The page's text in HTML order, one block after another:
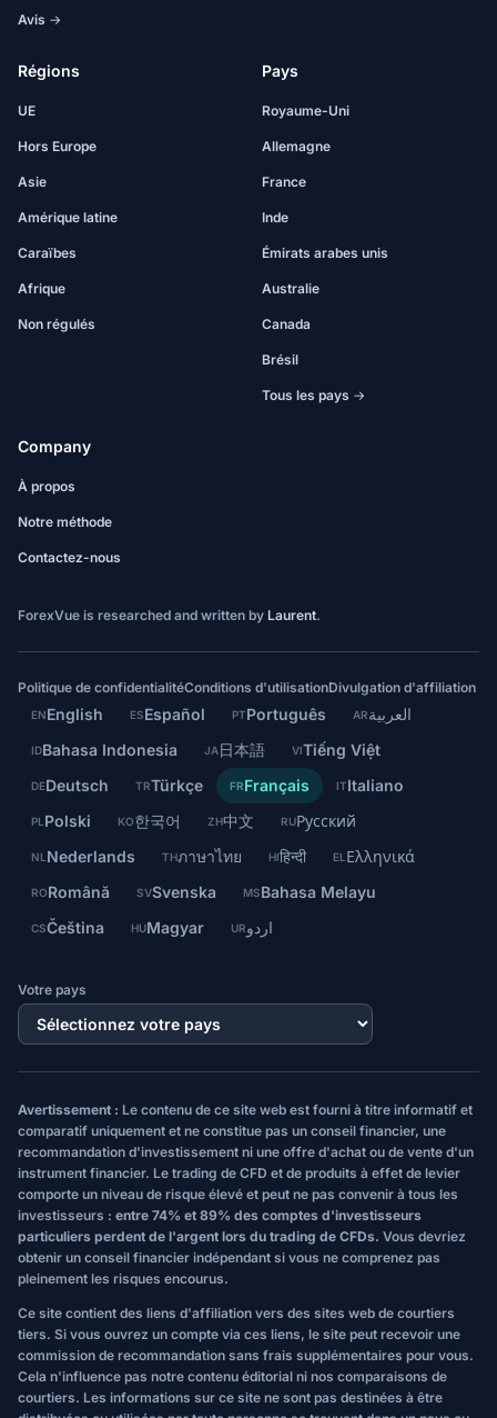
Avis →
Régions
UE
Hors Europe
Asie
Amérique latine
Caraïbes
Afrique
Non régulés
Pays
Royaume-Uni
Allemagne
France
Inde
Émirats arabes unis
Australie
Canada
Brésil
Tous les pays →
Company
À propos
Notre méthode
Contactez-nous
ForexVue is researched and written by Laurent.
Politique de confidentialitéConditions d'utilisationDivulgation d'affiliation
ENEnglish ESEspañol PTPortuguês ARالعربية
IDBahasa Indonesia JA日本語 VITiếng Việt
DEDeutsch TRTürkçe FRFrançais ITItaliano
PL Polski KO한국어 ZH中文 RUРусский
NL Nederlands THภาษาไทย HIहिन्दी EL Ελληνικά
RORomână SVSvenska MSBahasa Melayu
CSČeština HUMagyar URاردو
Votre pays
Avertissement : Le contenu de ce site web est fourni à titre informatif et
comparatif uniquement et ne constitue pas un conseil financier, une
recommandation d'investissement ni une offre d'achat ou de vente d'un
instrument financier. Le trading de CFD et de produits à effet de levier
comporte un niveau de risque élevé et peut ne pas convenir à tous les
investisseurs : entre 74% et 89% des comptes d'investisseurs
particuliers perdent de l'argent lors du trading de CFDs. Vous devriez
obtenir un conseil financier indépendant si vous ne comprenez pas
pleinement les risques encourus.
Ce site contient des liens d'affiliation vers des sites web de courtiers
tiers. Si vous ouvrez un compte via ces liens, le site peut recevoir une
commission de recommandation sans frais supplémentaires pour vous.
Cela n'influence pas notre contenu éditorial ni nos comparaisons de
courtiers. Les informations sur ce site ne sont pas destinées à être